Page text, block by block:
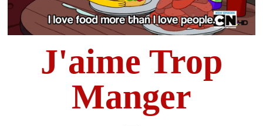
J'aime Trop
Manger